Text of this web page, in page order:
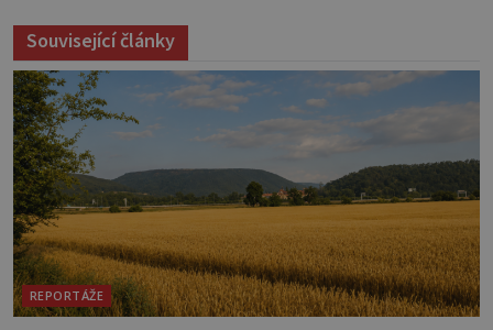
Související články
REPORTÁŽE